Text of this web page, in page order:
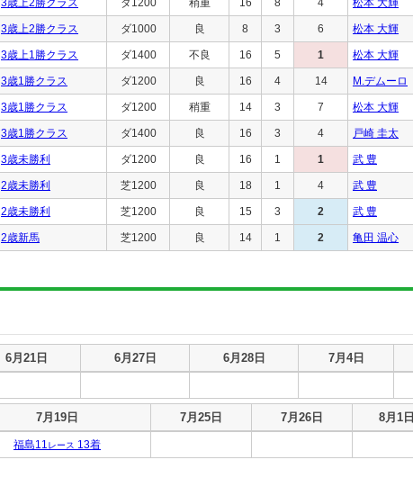
3歳上2勝クラス ダ1200 稍重 16 8 4 松本 大輝
3歳上2勝クラス ダ1000 良 8 3 6 松本 大輝
3歳上1勝クラス ダ1400 不良 16 5 1 松本 大輝
3歳1勝クラス ダ1200 良 16 4 14 M.デムーロ
3歳1勝クラス ダ1200 稍重 14 3 7 松本 大輝
3歳1勝クラス ダ1400 良 16 3 4 戸崎 圭太
3歳未勝利 ダ1200 良 16 1 1 武 豊
2歳未勝利 芝1200 良 18 1 4 武 豊
2歳未勝利 芝1200 良 15 3 2 武 豊
2歳新馬 芝1200 良 14 1 2 亀田 温心
6月21日 6月27日 6月28日 7月4日
7月19日 7月25日 7月26日 8月1日
福島11レース 13着